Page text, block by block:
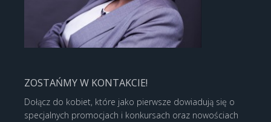
ZOSTAŃMY W KONTAKCIE!
Dołącz do kobiet, które jako pierwsze dowiadują się o
specjalnych promocjach i konkursach oraz nowościach